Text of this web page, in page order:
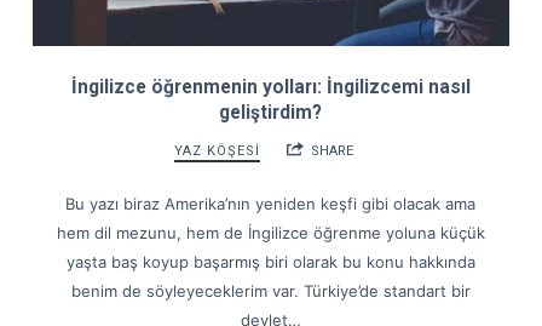
İngilizce öğrenmenin yolları: İngilizcemi nasıl
geliştirdim?
YAZ KÖŞESİ SHARE
Bu yazı biraz Amerika’nın yeniden keşfi gibi olacak ama
hem dil mezunu, hem de İngilizce öğrenme yoluna küçük
yaşta baş koyup başarmış biri olarak bu konu hakkında
benim de söyleyeceklerim var. Türkiye’de standart bir
devlet…